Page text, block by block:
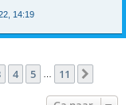
14:19
11
4 5 11